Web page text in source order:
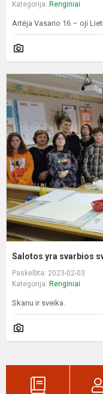
Kategorija: Renginiai
Artėja Vasario 16 – oji
Salotos yra svarbios
Paskelbta: 2023-02-03
Kategorija: Renginiai
Skanu ir sveika.